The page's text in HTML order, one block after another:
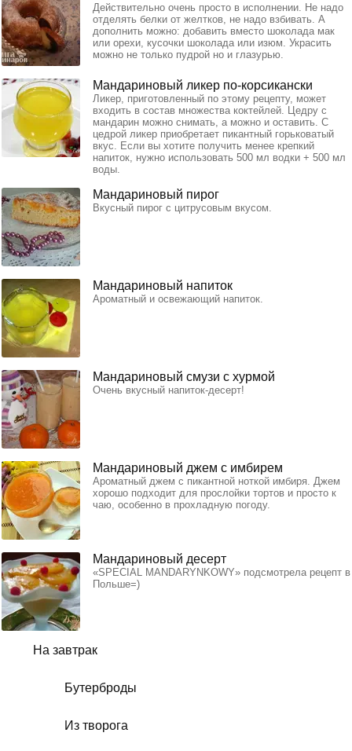
На завтрак
Бутерброды
Из творога
Действительно очень просто в исполнении. Не надо
отделять белки от желтков, не надо взбивать. А
дополнить можно: добавить вместо шоколада мак
или орехи, кусочки шоколада или изюм. Украсить
можно не только пудрой но и глазурью.
Мандариновый ликер по-корсикански
Ликер, приготовленный по этому рецепту, может
входить в состав множества коктейлей. Цедру с
мандарин можно снимать, а можно и оставить. С
цедрой ликер приобретает пикантный горьковатый
вкус. Если вы хотите получить менее крепкий
напиток, нужно использовать 500 мл водки + 500 мл
воды.
Мандариновый пирог
Вкусный пирог с цитрусовым вкусом.
Мандариновый напиток
Ароматный и освежающий напиток.
Мандариновый смузи с хурмой
Очень вкусный напиток-десерт!
Мандариновый джем с имбирем
Ароматный джем с пикантной ноткой имбиря. Джем
хорошо подходит для прослойки тортов и просто к
чаю, особенно в прохладную погоду.
Мандариновый десерт
«SPECIAL MANDARYNKOWY» подсмотрела рецепт в
Польше=)